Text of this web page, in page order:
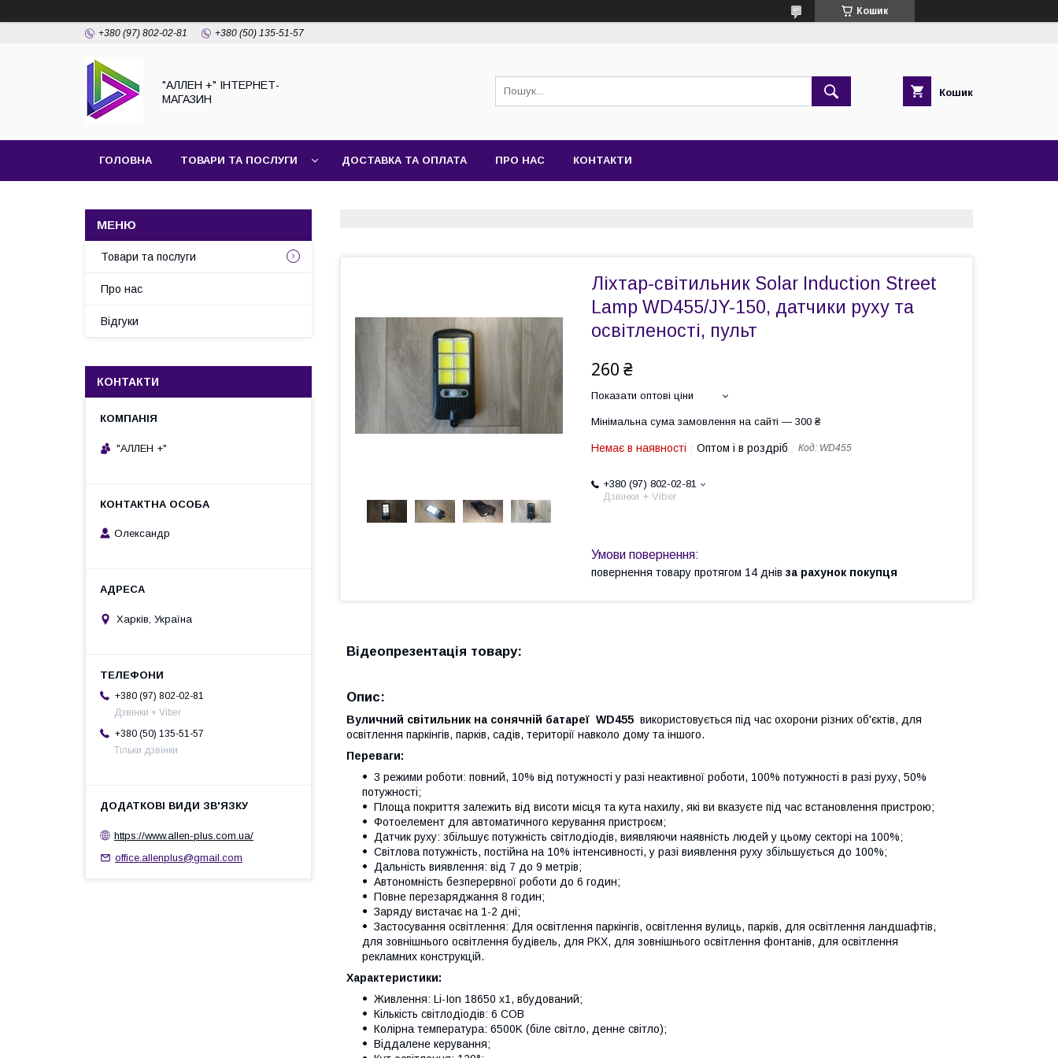
Кошик
+380 (97) 802-02-81 +380 (50) 135-51-57
"АЛЛЕН +" ІНТЕРНЕТ-
МАГАЗИН
Кошик
ГОЛОВНА ТОВАРИ ТА ПОСЛУГИ ДОСТАВКА ТА ОПЛАТА ПРО НАС КОНТАКТИ
Ліхтар-світильник Solar Induction Street
Lamp WD455/JY-150, датчики руху та
освітленості, пульт
260 ₴
Показати оптові ціни
Мінімальна сума замовлення на сайті — 300 ₴
Немає в наявності Оптом і в роздріб Код: WD455
+380 (97) 802-02-81
Дзвінки + Viber
повернення товару протягом 14 днів за рахунок покупця
Відеопрезентація товару:
Опис:
Вуличний світильник на сонячній батареї WD455 використовується під час охорони різних об'єктів, для
освітлення паркінгів, парків, садів, території навколо дому та іншого.
Переваги:
3 режими роботи: повний, 10% від потужності у разі неактивної роботи, 100% потужності в разі руху, 50%
потужності;
Площа покриття залежить від висоти місця та кута нахилу, які ви вказуєте під час встановлення пристрою;
Фотоелемент для автоматичного керування пристроєм;
Датчик руху: збільшує потужність світлодіодів, виявляючи наявність людей у цьому секторі на 100%;
Світлова потужність, постійна на 10% інтенсивності, у разі виявлення руху збільшується до 100%;
Дальність виявлення: від 7 до 9 метрів;
Автономність безперервної роботи до 6 годин;
Повне перезаряджання 8 годин;
Заряду вистачає на 1-2 дні;
Застосування освітлення: Для освітлення паркінгів, освітлення вулиць, парків, для освітлення ландшафтів,
для зовнішнього освітлення будівель, для РКХ, для зовнішнього освітлення фонтанів, для освітлення
рекламних конструкцій.
Характеристики:
Живлення: Li-Ion 18650 x1, вбудований;
Кількість світлодіодів: 6 COB
Колірна температура: 6500K (біле світло, денне світло);
Віддалене керування;
Товари та послуги
Про нас
Відгуки
КОНТАКТИ
"АЛЛЕН +"
Олександр
Харків, Україна
+380 (97) 802-02-81
Дзвінки + Viber
+380 (50) 135-51-57
Тільки дзвінки
https://www.allen-plus.com.ua/
office.allenplus@gmail.com